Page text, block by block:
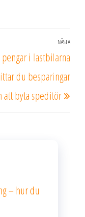
NÄSTA
i lastbilarna
du besparingar
att byta speditör
– hur du